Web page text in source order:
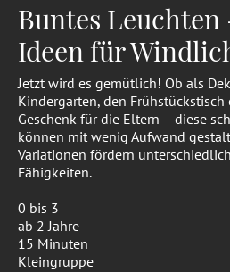
Buntes
Ideen für
Jetzt wird es gemütlich! Ob als
Kindergarten, den
Geschenk für die Eltern – diese
können mit wenig Aufwand
Variationen fördern
Fähigkeiten.
0 bis 3
ab 2 Jahre
15 Minuten
Kleingruppe